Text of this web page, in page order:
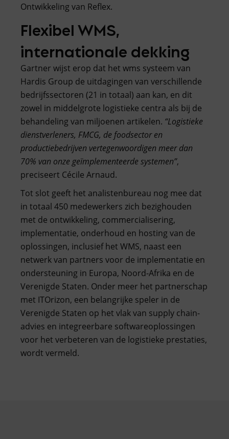
Ontwikkeling van Reflex.
Flexibel WMS,
internationale dekking
Gartner wijst erop dat het wms systeem van
Hardis Group de uitdagingen van verschillende
bedrijfssectoren (21 in totaal) aan kan, en dit
zowel in middelgrote logistieke centra als bij de
behandeling van miljoenen artikelen. “Logistieke
dienstverleners, FMCG, de foodsector en
productiebedrijven vertegenwoordigen meer dan
70% van onze geïmplementeerde systemen”,
preciseert Cécile Arnaud.
Tot slot geeft het analistenbureau nog mee dat
in totaal 450 medewerkers zich bezighouden
met de ontwikkeling, commercialisering,
implementatie, onderhoud en hosting van de
oplossingen, inclusief het WMS, naast een
netwerk van partners voor de implementatie en
ondersteuning in Europa, Noord-Afrika en de
Verenigde Staten. Onder meer het partnerschap
met ITOrizon, een belangrijke speler in de
Verenigde Staten op het vlak van supply chain-
advies en integreerbare softwareoplossingen
voor het verbeteren van de logistieke prestaties,
wordt vermeld.